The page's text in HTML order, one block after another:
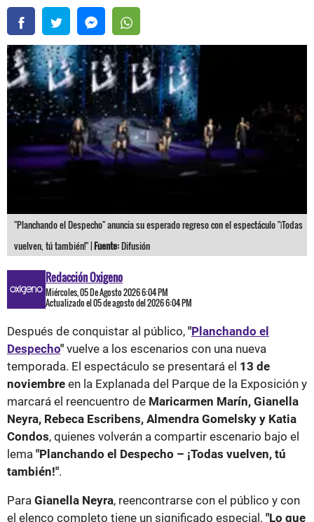
"Planchando el Despecho" anuncia su esperado regreso con el espectáculo "¡Todas
vuelven, tú también!" |Fuente:Difusión
Redacción Oxigeno
Miércoles, 05 De Agosto 2026 6:04 PM
Actualizado el 05 de agosto del 2026 6:04 PM
Después de conquistar al público, "Planchando el
Despecho" vuelve a los escenarios con una nueva
temporada. El espectáculo se presentará el 13 de
noviembre en la Explanada del Parque de la Exposición y
marcará el reencuentro de Maricarmen Marín, Gianella
Neyra, Rebeca Escribens, Almendra Gomelsky y Katia
Condos, quienes volverán a compartir escenario bajo el
lema "Planchando el Despecho – ¡Todas vuelven, tú
también!".
Para Gianella Neyra, reencontrarse con el público y con
el elenco completo tiene un significado especial. "Lo que